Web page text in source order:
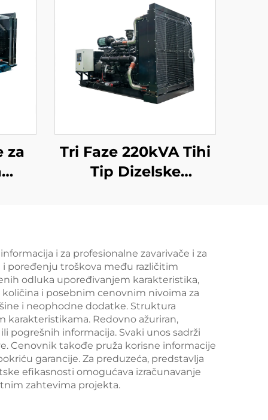
za
Tri Faze 220kVA Tihi
Tip Dizelske
i za profesionalne zavarivače i za
poređenju troškova među različitim
odluka upoređivanjem karakteristika,
i posebnim cenovnim nivoima za
i neophodne dodatke. Struktura
Redovno ažuriran,
pogrešnih informacija. Svaki unos sadrži
Cenovnik takođe pruža korisne informacije
garancije. Za preduzeća, predstavlja
efikasnosti omogućava izračunavanje
zahtevima projekta.